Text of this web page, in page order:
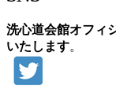
洗心道会館オフィ
いたします。